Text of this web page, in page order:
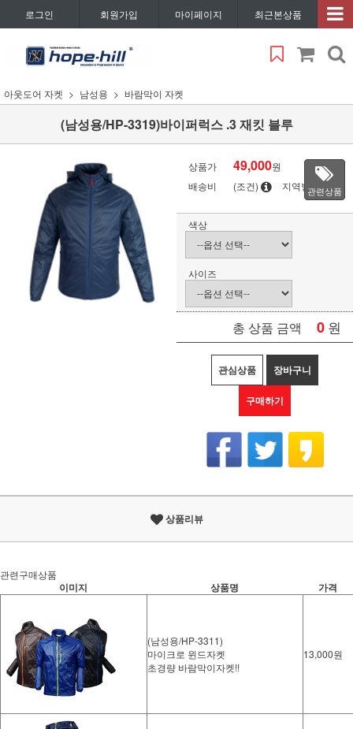
로그인 회원가입 마이페이지 최근본상품
아웃도어 자켓 남성용 바람막이 자켓
(남성용/HP-3319)바이퍼럭스 .3 재킷 블루
상품가 49,000원
배송비
(조건) 지역별관련상품
색상
사이즈
총 상품 금액 0 원
관심상품 장바구니
구매하기
상품리뷰
관련구매상품
이미지 상품명 가격
(남성용/HP-3311)
마이크로 윈드자켓
초경량 바람막이자켓!!
13,000원